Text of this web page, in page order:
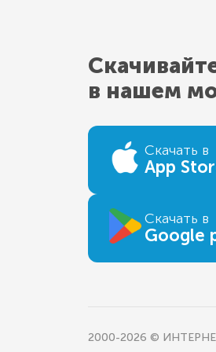
в нашем
Скачать в
App
Скачать в
Google
2000-2026 ©